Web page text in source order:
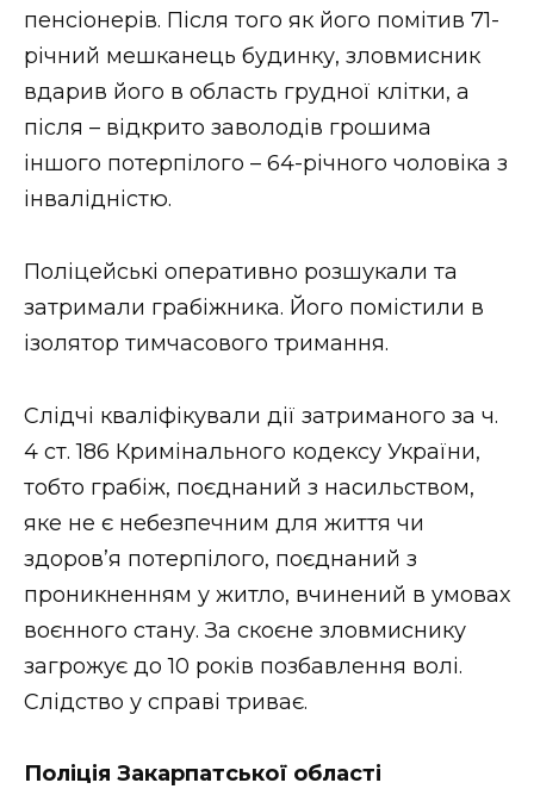
пенсіонерів. Після того як його помітив 71-
річний мешканець будинку, зловмисник
вдарив його в область грудної клітки, а
після – відкрито заволодів грошима
іншого потерпілого – 64-річного чоловіка з
інвалідністю.
Поліцейські оперативно розшукали та
затримали грабіжника. Його помістили в
ізолятор тимчасового тримання.
Слідчі кваліфікували дії затриманого за ч.
4 ст. 186 Кримінального кодексу України,
тобто грабіж, поєднаний з насильством,
яке не є небезпечним для життя чи
здоров’я потерпілого, поєднаний з
проникненням у житло, вчинений в умовах
воєнного стану. За скоєне зловмиснику
загрожує до 10 років позбавлення волі.
Слідство у справі триває.
Поліція Закарпатської області